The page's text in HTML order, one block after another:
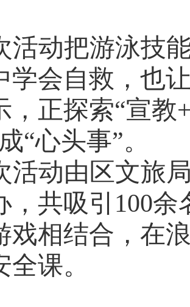
活动把游泳技
学会自救，也
，正探索“宣
“心头事”。
活动由区文旅
，共吸引 100
戏相结合，在
课。